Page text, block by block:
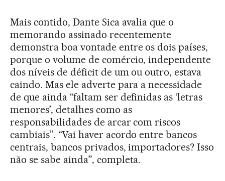
Mais contido, Dante Sica avalia que o
memorando assinado recentemente
demonstra boa vontade entre os dois países,
porque o volume de comércio, independente
dos níveis de déficit de um ou outro, estava
caindo. Mas ele adverte para a necessidade
de que ainda “faltam ser definidas as ‘letras
menores’, detalhes como as
responsabilidades de arcar com riscos
cambiais”. “Vai haver acordo entre bancos
centrais, bancos privados, importadores? Isso
não se sabe ainda”, completa.